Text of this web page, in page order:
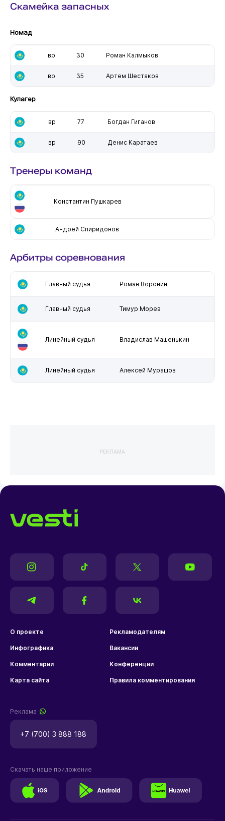
Скамейка запасных
Номад
вр 30 Роман Калмыков
вр 35 Артем Шестаков
Кулагер
вр 77 Богдан Гиганов
вр 90 Денис Каратаев
Тренеры команд
Константин Пушкарев
Андрей Спиридонов
Арбитры соревнования
Главный судья Роман Воронин
Главный судья Тимур Морев
Линейный судья Владислав Машенькин
Линейный судья Алексей Мурашов
РЕКЛАМА
О проекте Рекламодателям
Инфографика Вакансии
Комментарии Конференции
Карта сайта Правила комментирования
Реклама
+7 (700) 3 888 188
Скачать наше приложение